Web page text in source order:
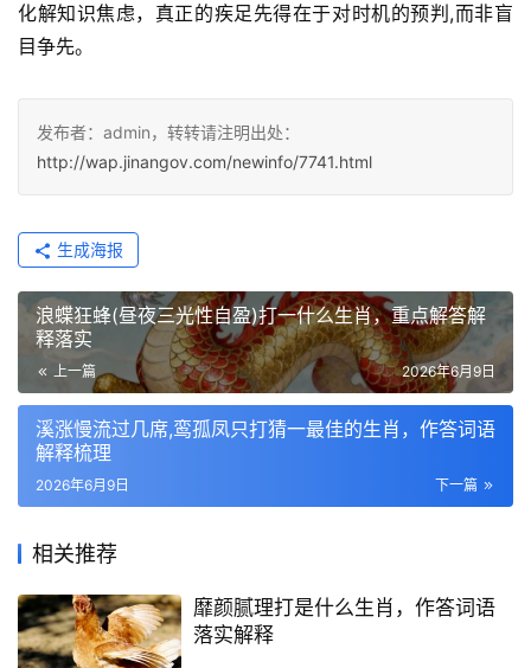
化解知识焦虑，真正的疾足先得在于对时机的预判,而非盲
目争先。
发布者：admin，转转请注明出处：
http://wap.jinangov.com/newinfo/7741.html
生成海报
浪蝶狂蜂(昼夜三光性自盈)打一什么生肖，重点解答解
释落实
上一篇 2026年6月9日
溪涨慢流过几席,鸾孤凤只打猜一最佳的生肖，作答词语
解释梳理
下一篇
2026年6月9日
相关推荐
靡颜腻理打是什么生肖，作答词语
落实解释